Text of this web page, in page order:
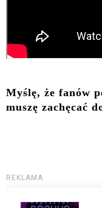
Myślę, że fanów
muszę zachęcać